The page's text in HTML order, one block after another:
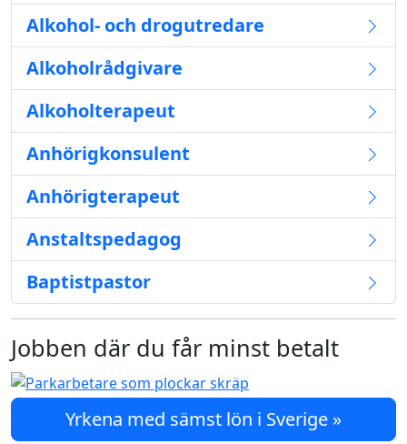
Alkohol- och drogutredare
Alkoholrådgivare
Alkoholterapeut
Anhörigkonsulent
Anhörigterapeut
Anstaltspedagog
Baptistpastor
Jobben där du får minst betalt
Yrkena med sämst lön i Sverige »